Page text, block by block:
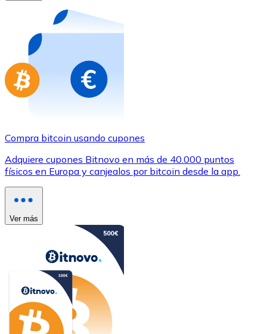
Compra tarjetas regalo de tus marcas favoritas con
Ir a la tienda de tarjetas regalo
Compra bitcoin usando cupones
Adquiere cupones Bitnovo en más de 40.000 puntos
físicos en Europa y canjealos por bitcoin desde la app.
Ver más